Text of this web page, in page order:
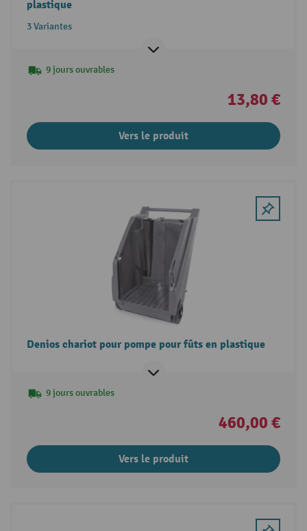
plastique
3 Variantes
9 jours ouvrables
13,80 €
Vers le produit
Denios chariot pour pompe pour fûts en plastique
9 jours ouvrables
460,00 €
Vers le produit